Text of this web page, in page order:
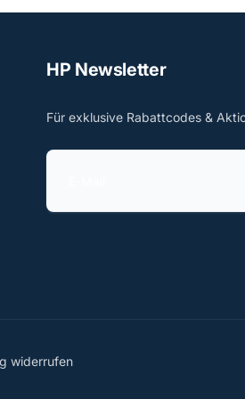
HP Newsletter
Für exklusive Rabattcodes &
E
widerrufen